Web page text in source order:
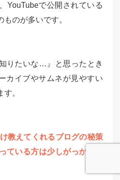
YouTubeで公開されている
のが多いです。
りたいな…』と思ったとき
カイブやサムネが見やすい
。
教えてくれるブログの秘策
ている方は少しがっかりす